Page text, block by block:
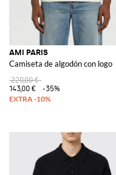
AMI PARIS
Camiseta de algodón con logo
220,00 €
143,00 €
-35%